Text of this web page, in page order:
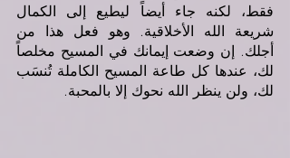
أجلك. إن وضعت إيمانك في المسيح مخلصاً
لك، ولن ينظر الله نحوك إلا بالمحبة.